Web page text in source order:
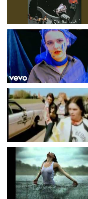
Liczy się każdy gest
I każda mina
Niech unosi nas endorfina
B-B-BUM! BUM!
Tak jak bumerang
Bumerang
Zastanów się, nim rzucisz
(Ha)
BUM! BUM!
Bumerang
Wraca bumerang
Więc pamiętaj, że znajdzie cię
BUM! BUM!
Bumerang
Bumerang